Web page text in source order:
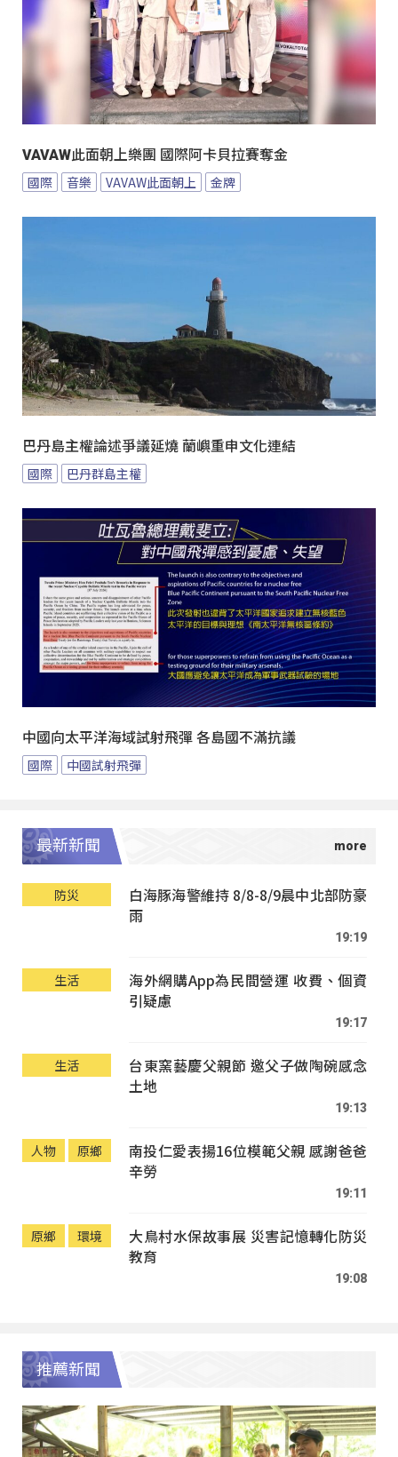
VAVAW此面朝上樂團 國際阿卡貝拉賽奪金
國際 音樂 VAVAW此面朝上 金牌
巴丹島主權論述爭議延燒 蘭嶼重申文化連結
國際 巴丹群島主權
中國向太平洋海域試射飛彈 各島國不滿抗議
國際 中國試射飛彈
最新新聞
防災
白海豚海警維持 8/8-8/9晨中北部防豪
雨
19:19
生活
海外網購App為民間營運 收費、個資
引疑慮
19:17
生活
台東窯藝慶父親節 邀父子做陶碗感念
土地
19:13
人物 原鄉
南投仁愛表揚16位模範父親 感謝爸爸
辛勞
19:11
原鄉 環境
大鳥村水保故事展 災害記憶轉化防災
教育
19:08
推薦新聞